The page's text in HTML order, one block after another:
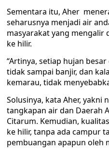
Sementara itu, Aher
seharusnya menjadi air
masyarakat yang mengalir
ke hilir.
“Artinya, setiap hujan
tidak sampai banjir, dan
kemarau, tidak
Solusinya, kata Aher, yakni
tangkapan air dan Daerah
Citarum. Kemudian,
ke hilir, tanpa ada campur
pembuangan apapun oleh